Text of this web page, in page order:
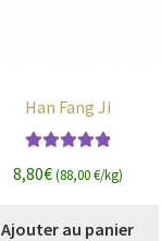
Han Fang Ji
8,80€(88,00 €/kg)
Ajouter au panier